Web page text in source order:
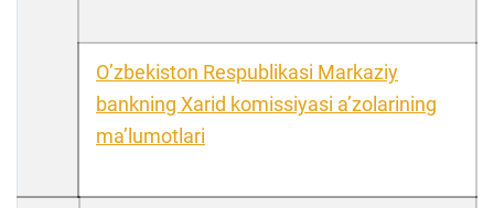
Oʼzbekiston Respublikasi Markaziy
bankning Xarid komissiyasi aʼzolarining
maʼlumotlari